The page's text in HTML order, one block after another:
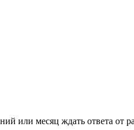
или месяц ждать ответа от